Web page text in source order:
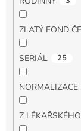
ZLATÝ FOND
SERIÁL 25
NORMALIZACE
Z